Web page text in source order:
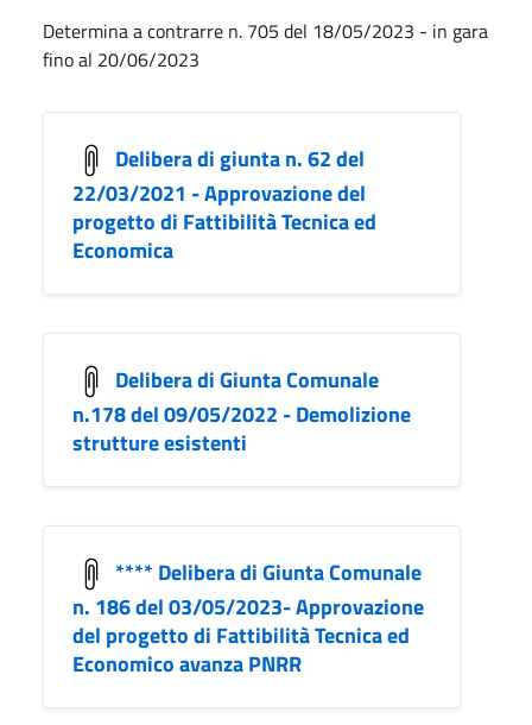
Determina a contrarre n. 705 del 18/05/2023 - in gara
fino al 20/06/2023
Delibera di giunta n. 62 del
22/03/2021 - Approvazione del
progetto di Fattibilità Tecnica ed
Economica
Delibera di Giunta Comunale
n.178 del 09/05/2022 - Demolizione
strutture esistenti
**** Delibera di Giunta Comunale
n. 186 del 03/05/2023- Approvazione
del progetto di Fattibilità Tecnica ed
Economico avanza PNRR